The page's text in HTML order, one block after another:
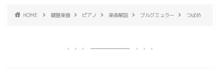
HOME 鍵盤楽器 ピアノ 楽曲解説 ブルグミュラー つばめ